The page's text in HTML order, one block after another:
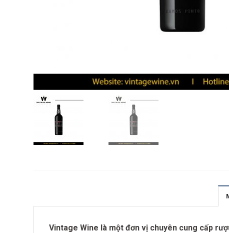
Vintage Wine là một đơn vị chuyên cung cấp